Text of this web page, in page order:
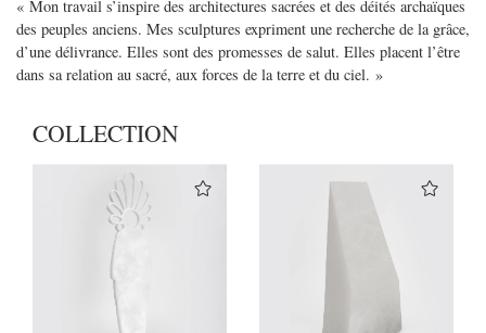
« Mon travail s’inspire des architectures sacrées et des déités archaïques
des peuples anciens. Mes sculptures expriment une recherche de la grâce,
d’une délivrance. Elles sont des promesses de salut. Elles placent l’être
dans sa relation au sacré, aux forces de la terre et du ciel. »
COLLECTION